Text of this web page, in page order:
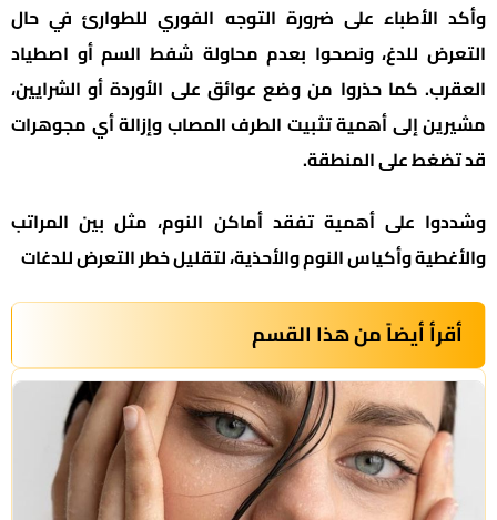
وأكد الأطباء على ضرورة التوجه الفوري للطوارئ في حال
التعرض للدغ، ونصحوا بعدم محاولة شفط السم أو اصطياد
العقرب. كما حذروا من وضع عوائق على الأوردة أو الشرايين،
مشيرين إلى أهمية تثبيت الطرف المصاب وإزالة أي مجوهرات
قد تضغط على المنطقة.
وشددوا على أهمية تفقد أماكن النوم، مثل بين المراتب
والأغطية وأكياس النوم والأحذية، لتقليل خطر التعرض للدغات
أقرأ أيضاً من هذا القسم